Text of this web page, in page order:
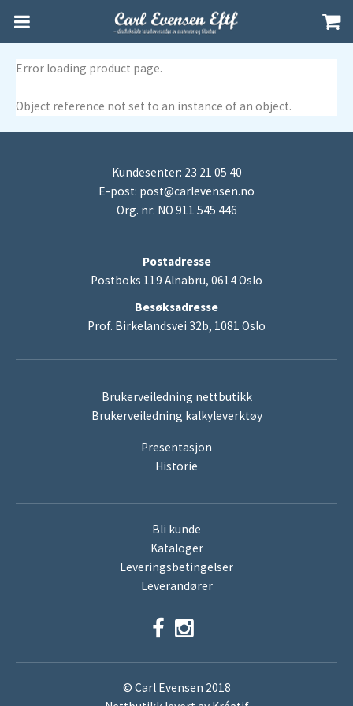
Error loading product page.
Object reference not set to an instance of an object.
Kundesenter: 23 21 05 40
E-post: post@carlevensen.no
Org. nr: NO 911 545 446
Postadresse
Postboks 119 Alnabru, 0614 Oslo
Besøksadresse
Prof. Birkelandsvei 32b, 1081 Oslo
Brukerveiledning nettbutikk
Brukerveiledning kalkyleverktøy
Presentasjon
Historie
Bli kunde
Kataloger
Leveringsbetingelser
Leverandører
© Carl Evensen 2018